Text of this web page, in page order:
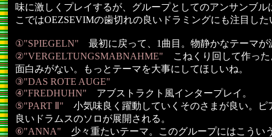
味に激しくプレイするが、グループとしてのアンサンブ
こではOEZSEVIMの歯切れの良いドラミングにも注目した
①"SPIEGELN" 最初に戻って、1曲目。物静かなテーマ
②"VERGELTUNGSMABNAHME"
こねくり回して作っ
面白みがない。もっとテーマを大事にしてほしいね。
③"DAS ROTE AUGE"
④"FREDHUHN" アブストラクト風インタープレイ。
⑤"PART Ⅱ" 小気味良く躍動していくそのさまが良い。
良いドラムスのソロが展開される。
⑥"ANNA" 少々重たいテーマ。このグループにはこうい